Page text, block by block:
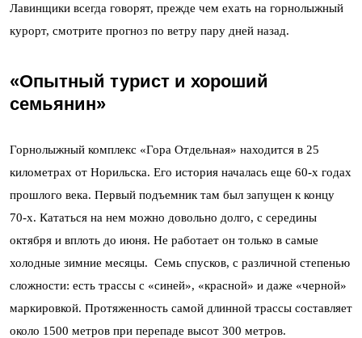
Лавинщики всегда говорят, прежде чем ехать на горнолыжный
курорт, смотрите прогноз по ветру пару дней назад.
«Опытный турист и хороший
семьянин»
Горнолыжный комплекс «Гора Отдельная» находится в 25
километрах от Норильска. Его история началась еще 60-х годах
прошлого века. Первый подъемник там был запущен к концу
70-х. Кататься на нем можно довольно долго, с середины
октября и вплоть до июня. Не работает он только в самые
холодные зимние месяцы. Семь спусков, с различной степенью
сложности: есть трассы с «синей», «красной» и даже «черной»
маркировкой. Протяженность самой длинной трассы составляет
около 1500 метров при перепаде высот 300 метров.